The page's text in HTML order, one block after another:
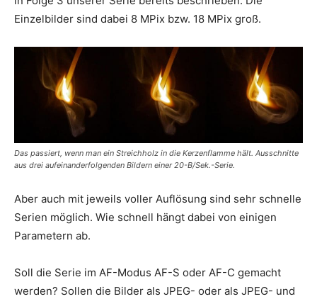
Einzelbilder sind dabei 8 MPix bzw. 18 MPix groß.
Das passiert, wenn man ein Streichholz in die Kerzenflamme hält. Ausschnitte
aus drei aufeinanderfolgenden Bildern einer 20-B/Sek.-Serie.
Aber auch mit jeweils voller Auflösung sind sehr schnelle
Serien möglich. Wie schnell hängt dabei von einigen
Parametern ab.
Soll die Serie im AF-Modus AF-S oder AF-C gemacht
werden? Sollen die Bilder als JPEG- oder als JPEG- und